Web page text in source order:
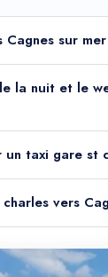
sur
la nuit et le
taxi gare
vers